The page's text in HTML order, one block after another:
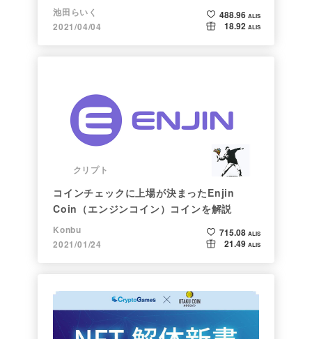
池田らいく
2021/04/04
488.96 ALIS
18.92 ALIS
クリプト
コインチェックに上場が決まったEnjin
Coin（エンジンコイン）コインを解説
Konbu
2021/01/24
715.08 ALIS
21.49 ALIS